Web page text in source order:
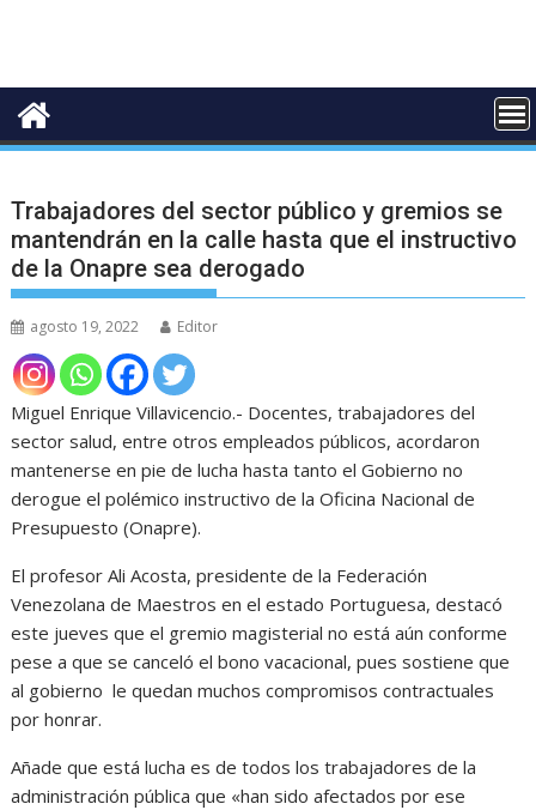
Trabajadores del sector público y gremios se
mantendrán en la calle hasta que el instructivo
de la Onapre sea derogado
agosto 19, 2022 Editor
Miguel Enrique Villavicencio.- Docentes, trabajadores del
sector salud, entre otros empleados públicos, acordaron
mantenerse en pie de lucha hasta tanto el Gobierno no
derogue el polémico instructivo de la Oficina Nacional de
Presupuesto (Onapre).
El profesor Ali Acosta, presidente de la Federación
Venezolana de Maestros en el estado Portuguesa, destacó
este jueves que el gremio magisterial no está aún conforme
pese a que se canceló el bono vacacional, pues sostiene que
al gobierno le quedan muchos compromisos contractuales
por honrar.
Añade que está lucha es de todos los trabajadores de la
administración pública que «han sido afectados por ese